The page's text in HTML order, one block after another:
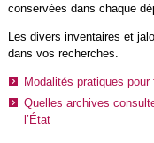
conservées dans chaque
Les divers inventaires et
dans vos recherches.
Modalités pratiques
Quelles archives
l’État